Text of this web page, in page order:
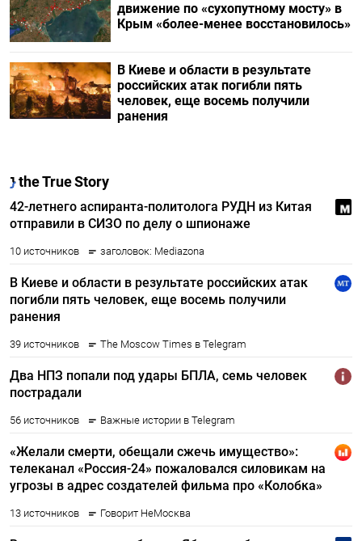
движение по «сухопутному мосту» в
Крым «более-менее восстановилось»
В Киеве и области в результате
российских атак погибли пять
человек, еще восемь получили
ранения